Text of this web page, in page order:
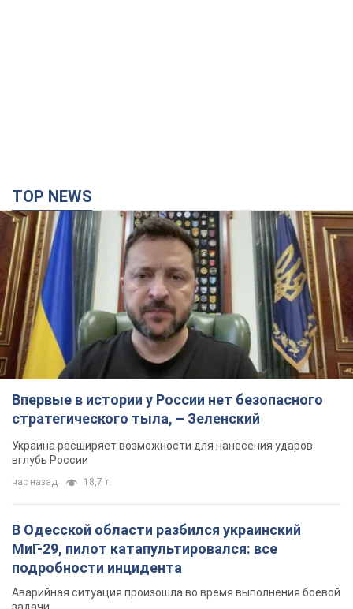
TOP NEWS
Впервые в истории у России нет безопасного
стратегического тыла, – Зеленский
Украина расширяет возможности для нанесения ударов
вглубь России
час назад 18,7 т.
В Одесской области разбился украинский
МиГ-29, пилот катапультировался: все
подробности инцидента
Аварийная ситуация произошла во время выполнения боевой